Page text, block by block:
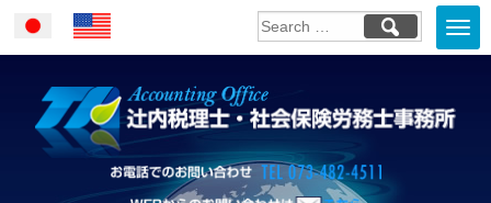
JapaneseEnglish
お電話でのお